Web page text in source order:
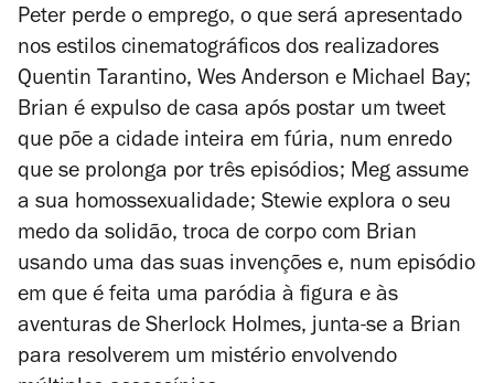
Peter perde o emprego, o que será apresentado
nos estilos cinematográficos dos realizadores
Quentin Tarantino, Wes Anderson e Michael Bay;
Brian é expulso de casa após postar um tweet
que põe a cidade inteira em fúria, num enredo
que se prolonga por três episódios; Meg assume
a sua homossexualidade; Stewie explora o seu
medo da solidão, troca de corpo com Brian
usando uma das suas invenções e, num episódio
em que é feita uma paródia à figura e às
aventuras de Sherlock Holmes, junta-se a Brian
para resolverem um mistério envolvendo